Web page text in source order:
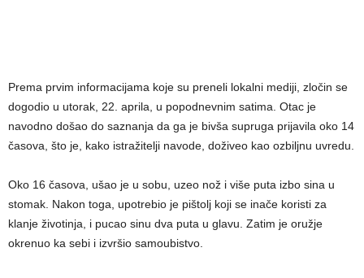
Prema prvim informacijama koje su preneli lokalni mediji, zločin se
dogodio u utorak, 22. aprila, u popodnevnim satima. Otac je
navodno došao do saznanja da ga je bivša supruga prijavila oko 14
časova, što je, kako istražitelji navode, doživeo kao ozbiljnu uvredu.
Oko 16 časova, ušao je u sobu, uzeo nož i više puta izbo sina u
stomak. Nakon toga, upotrebio je pištolj koji se inače koristi za
klanje životinja, i pucao sinu dva puta u glavu. Zatim je oružje
okrenuo ka sebi i izvršio samoubistvo.